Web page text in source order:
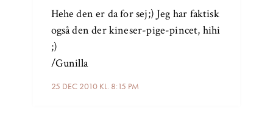
25 DEC 2010 KL. 8:15 PM
Hehe den er da for sej;) Jeg har faktisk
også den der kineser-pige-pincet, hihi
;)
/Gunilla